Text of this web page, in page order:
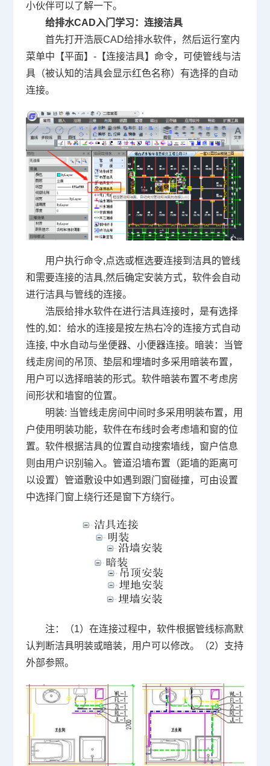
小伙伴可以了解一下。
给排水CAD入门学习：连接洁具
首先打开浩辰CAD给排水软件，然后运行室内
菜单中【平面】-【连接洁具】命令，可使管线与洁
具（被认知的洁具会显示红色名称）有选择的自动
连接。
用户执行命令,点选或框选要连接到洁具的管线
和需要连接的洁具,然后确定安装方式，软件会自动
进行洁具与管线的连接。
浩辰给排水软件在进行洁具连接时，是有选择
性的,如：给水的连接是按左热右冷的连接方式自动
连接, 中水自动与坐便器、小便器连接。暗装：当管
线走房间的吊顶、垫层和埋墙时多采用暗装布置，
用户可以选择暗装的形式。软件暗装布置不考虑房
间形状和墙窗的位置。
明装: 当管线走房间中间时多采用明装布置，用
户使用明装功能，软件在布线时会考虑墙和窗的位
置。软件根据洁具的位置自动搜索墙线，窗户信息
则由用户识别输入。管道沿墙布置（距墙的距离可
以设置）管道敷设中如遇到跟门窗碰撞，可由设置
中选择门窗上绕行还是窗下方绕行。
注：（1）在连接过程中，软件根据管线标高默
认判断洁具明装或暗装，用户可以修改。（2）支持
外部参照。